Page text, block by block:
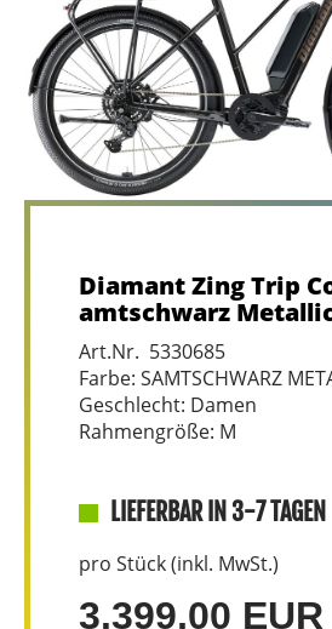
Diamant Zing Trip
amtschwarz
Art.Nr. 5330685
Farbe: SAMTSCHWARZ
Geschlecht: Damen
Rahmengröße: M
LIEFERBAR IN 3-7 TAGEN
pro Stück (inkl. MwSt.)
3.399,00 EUR